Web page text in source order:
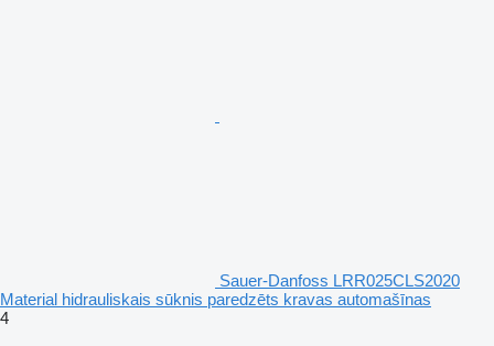
Sauer-Danfoss LRR025CLS2020
Material hidrauliskais sūknis paredzēts kravas automašīnas
4